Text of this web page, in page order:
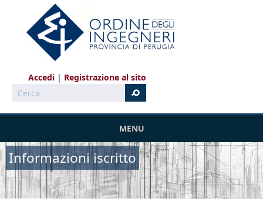
Salta al contenuto principale
Accedi
Registrazione al sito
Cerca
MENU
Informazioni iscritto